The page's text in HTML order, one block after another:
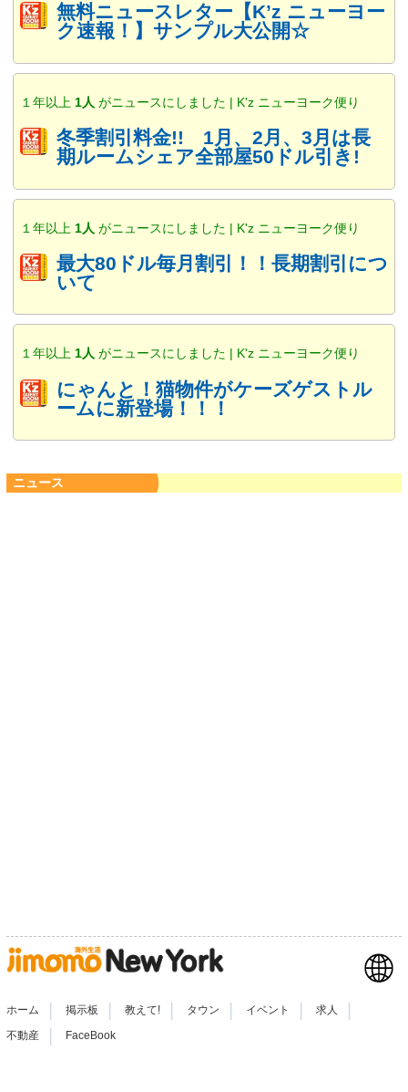
無料ニュースレター【K’z ニューヨー
ク速報！】サンプル大公開☆
１年以上 1人 がニュースにしました | K'z ニューヨーク便り
冬季割引料金!! 1月、2月、3月は長
期ルームシェア全部屋50ドル引き!
１年以上 1人 がニュースにしました | K'z ニューヨーク便り
最大80ドル毎月割引！！長期割引につ
いて
１年以上 1人 がニュースにしました | K'z ニューヨーク便り
にゃんと！猫物件がケーズゲストル
ームに新登場！！！
ニュース
ホーム 掲示板 教えて! タウン イベント 求人
不動産 | FaceBook